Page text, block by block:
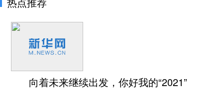
向着未来继续出发，你好我的“2021”